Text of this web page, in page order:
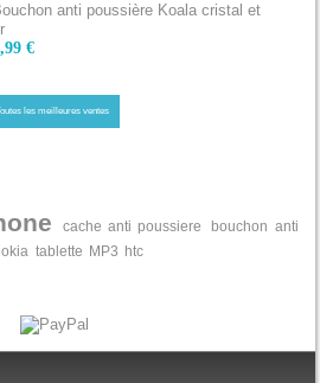
anti poussière Koala cristal et
€
les meilleures ventes
cache anti poussiere
bouchon anti
tablette MP3 htc